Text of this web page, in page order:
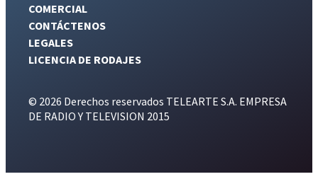
COMERCIAL
CONTÁCTENOS
LEGALES
LICENCIA DE RODAJES
© 2026 Derechos reservados TELEARTE S.A. EMPRESA
DE RADIO Y TELEVISION 2015